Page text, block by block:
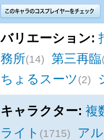
バリエーション:
務所(14) 第三再臨
ちょるスーツ(2)
キャラクター: 複
ライト (1715)
ア